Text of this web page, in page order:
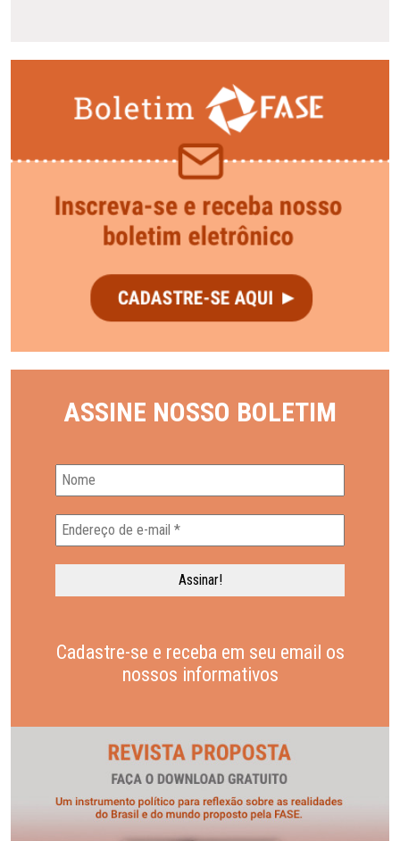
ASSINE NOSSO BOLETIM
Cadastre-se e receba em seu email os
nossos informativos